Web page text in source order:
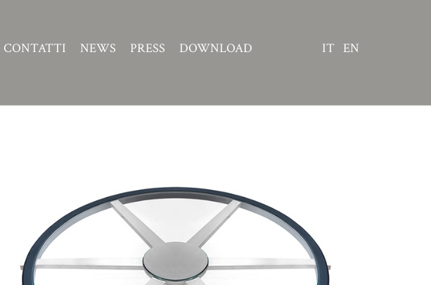
CONTATTI NEWS PRESS DOWNLOAD IT EN